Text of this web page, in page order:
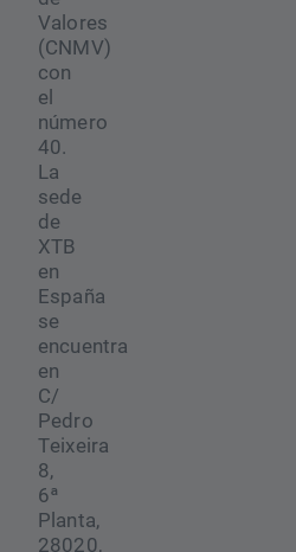
Valores
(CNMV)
con
el
número
40.
La
sede
de
XTB
en
España
se
encuentra
en
C/
Pedro
Teixeira
8,
6ª
Planta,
28020,